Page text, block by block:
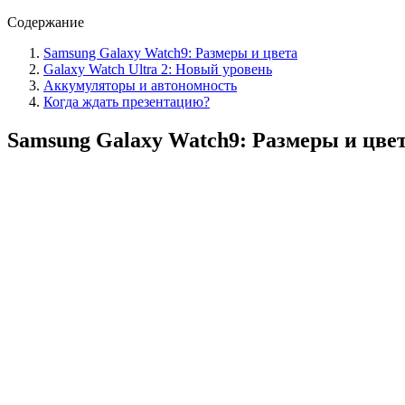
Содержание
Samsung Galaxy Watch9: Размеры и цвета
Galaxy Watch Ultra 2: Новый уровень
Аккумуляторы и автономность
Когда ждать презентацию?
Samsung Galaxy Watch9: Размеры и